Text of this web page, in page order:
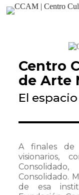
Centro
de Arte
El
A finales
visionarios,
Consolidado.
de esa